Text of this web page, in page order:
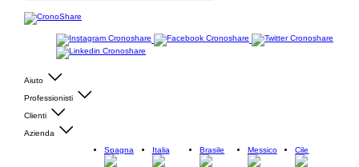
Aiuto
Professionisti
Clienti
Azienda
Spagna
Italia Brasile Messico Cile